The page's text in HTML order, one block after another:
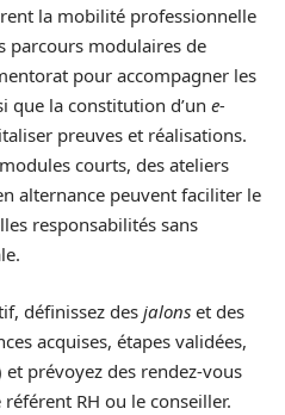
la mobilité professionnelle
parcours modulaires de
pour accompagner les
que la constitution d’un e-
preuves et réalisations.
courts, des ateliers
alternance peuvent faciliter le
responsabilités sans
définissez des jalons et des
acquises, étapes validées,
prévoyez des rendez-vous
RH ou le conseiller.